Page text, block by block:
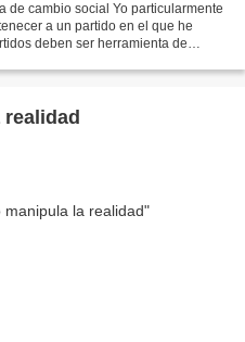
de cambio social Yo particularmente
a un partido en el que he
deben ser herramienta de